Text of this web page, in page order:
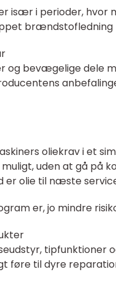
især i perioder, hvor
brændstofledning
bevægelige dele
oliekrav i et
uden at gå på
er olie til næste
er, jo mindre
tipfunktioner
føre til dyre